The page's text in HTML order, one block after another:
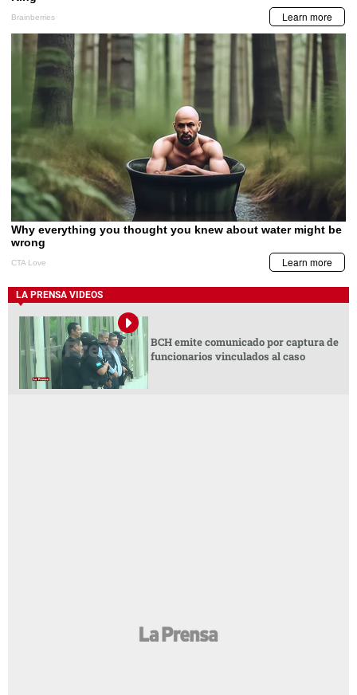
LA PRENSA VIDEOS
BCH emite comunicado por captura de
funcionarios vinculados al caso